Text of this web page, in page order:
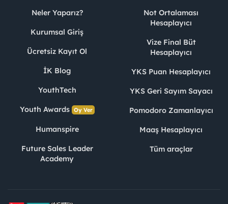
Neler Yaparız?
Kurumsal Giriş
Ücretsiz Kayıt Ol
İK Blog
YouthTech
Youth Awards Oy Ver
Humanspire
Future Sales Leader
Academy
Not Ortalaması
Hesaplayıcı
Vize Final Büt
Hesaplayıcı
YKS Puan Hesaplayıcı
YKS Geri Sayım Sayacı
Pomodoro Zamanlayıcı
Maaş Hesaplayıcı
Tüm araçlar